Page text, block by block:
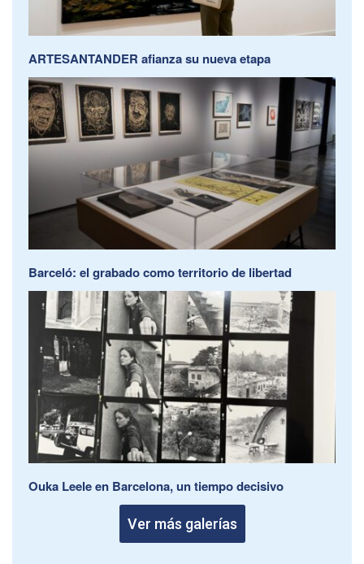
ARTESANTANDER afianza su nueva etapa
Barceló: el grabado como territorio de libertad
Ouka Leele en Barcelona, un tiempo decisivo
Ver más galerías